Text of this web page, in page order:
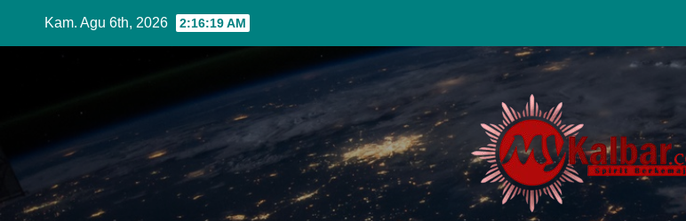
Kam. Agu 6th, 2026 2:16:20 AM